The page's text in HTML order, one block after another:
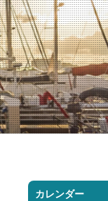
カレンダー